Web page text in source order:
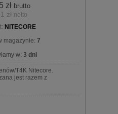
zł brutto
zł netto
NITECORE
magazynie: 7
w: 3 dni
T4K Nitecore.
jest razem z